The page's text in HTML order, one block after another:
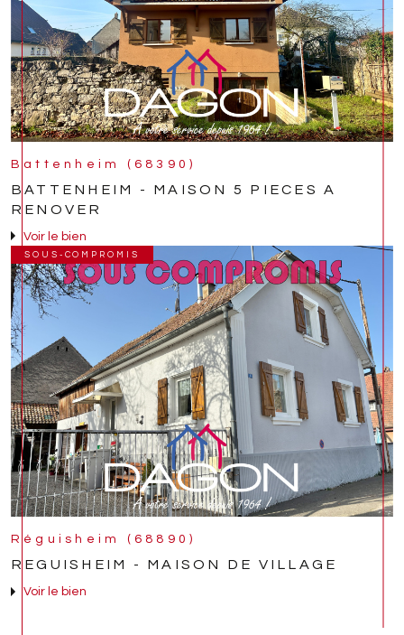
Battenheim (68390)
BATTENHEIM - MAISON 5 PIECES A
RENOVER
Voir le bien
SOUS-COMPROMIS
Réguisheim (68890)
REGUISHEIM - MAISON DE VILLAGE
Voir le bien